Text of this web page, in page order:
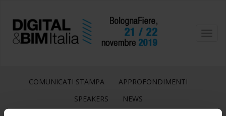
COMUNICATI STAMPA
APPROFONDIMENTI
SPEAKERS
NEWS